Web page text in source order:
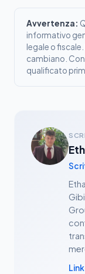
Avvertenza:
informativo
legale o
cambiano.
qualificato